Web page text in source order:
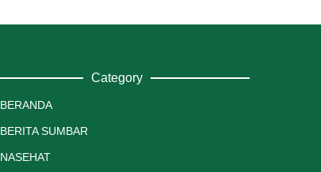
Category
BERANDA
BERITA SUMBAR
NASEHAT